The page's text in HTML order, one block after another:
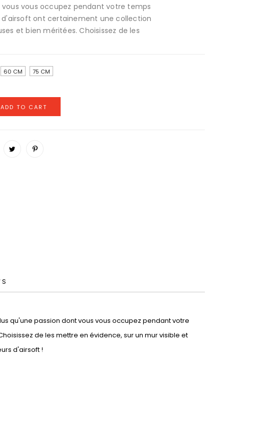
vous occupez pendant votre temps
d'airsoft ont certainement une collection
et bien méritées. Choisissez de les
60 CM 75 CM
qu'une passion dont vous vous occupez pendant votre
de les mettre en évidence, sur un mur visible et
d'airsoft !